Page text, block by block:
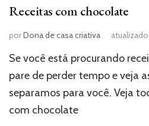
Receitas com chocolate
porDona de casa criativa
Se você está procurando
pare de perder tempo e veja
separamos para você. Veja
com chocolate